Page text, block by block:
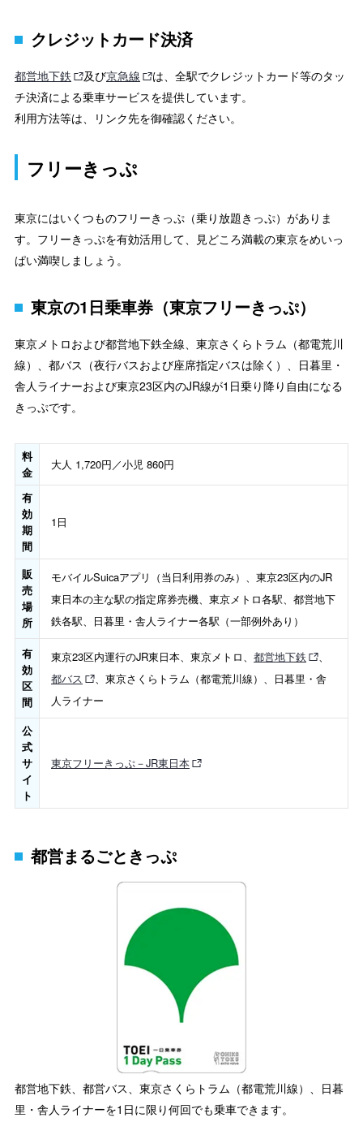
クレジットカード決済
都営地下鉄 及び京急線
は、全駅でクレジットカード等のタッ
チ決済による乗車サービスを提供しています。
利用方法等は、リンク先を御確認ください。
フリーきっぷ
東京にはいくつものフリーきっぷ（乗り放題きっぷ）がありま
す。フリーきっぷを有効活用して、見どころ満載の東京をめいっ
ぱい満喫しましょう。
東京の1日乗車券（東京フリーきっぷ）
東京メトロおよび都営地下鉄全線、東京さくらトラム（都電荒川
線）、都バス（夜行バスおよび座席指定バスは除く）、日暮里・
舎人ライナーおよび東京23区内のJR線が1日乗り降り自由になる
きっぷです。
料
金
大人 1,720円／小児 860円
有
効
期
間
1日
販
売
場
所
モバイルSuicaアプリ（当日利用券のみ）、東京23区内のJR
東日本の主な駅の指定席券売機、東京メトロ各駅、都営地下
鉄各駅、日暮里・舎人ライナー各駅（一部例外あり）
有
効
区
間
東京23区内運行のJR東日本、東京メトロ、 都営地下鉄
、
都バス
、東京さくらトラム（都電荒川線）、日暮里・舎
人ライナー
公
式
サ
イ
ト
東京フリーきっぷ－JR東日本
都営まるごときっぷ
都営地下鉄、都営バス、東京さくらトラム（都電荒川線）、日暮
里・舎人ライナーを1日に限り何回でも乗車できます。